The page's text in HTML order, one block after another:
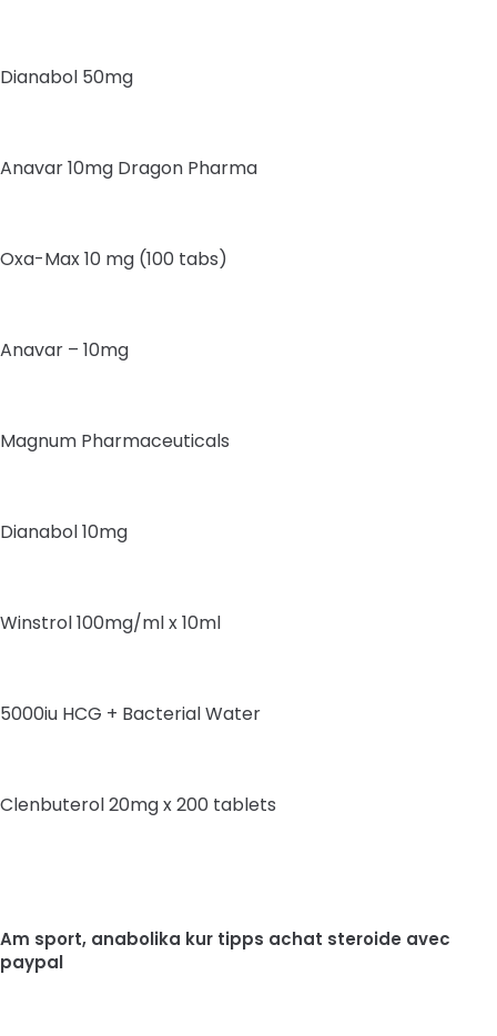
Dianabol 50mg
Anavar 10mg Dragon Pharma
Oxa-Max 10 mg (100 tabs)
Anavar – 10mg
Magnum Pharmaceuticals
Dianabol 10mg
Winstrol 100mg/ml x 10ml
5000iu HCG + Bacterial Water
Clenbuterol 20mg x 200 tablets
Am sport, anabolika kur tipps achat steroide avec
paypal